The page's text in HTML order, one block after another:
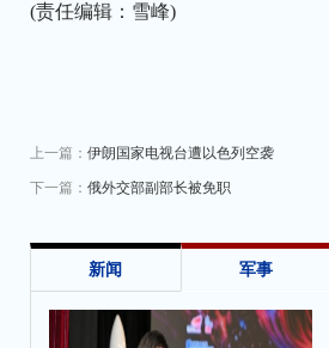
(责任编辑：雪峰)
上一篇： 伊朗国家电视台遭以色列空袭
下一篇： 俄外交部副部长被免职
新闻 军事